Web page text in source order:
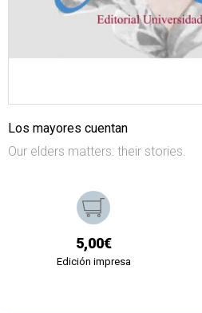
Los mayores cuentan
Our elders matters: their stories.
5,00€
Edición impresa